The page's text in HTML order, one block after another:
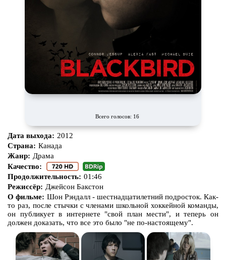
Всего голосов: 16
Дата выхода: 2012
Страна: Канада
Жанр: Драма
Качество:
Продолжительность: 01:46
Режиссёр: Джейсон Бакстон
О фильме: Шон Рэндалл - шестнадцатилетний подросток. Как-
то раз, после стычки с членами школьной хоккейной команды,
он публикует в интернете "свой план мести", и теперь он
должен доказать, что все это было "не по-настоящему".